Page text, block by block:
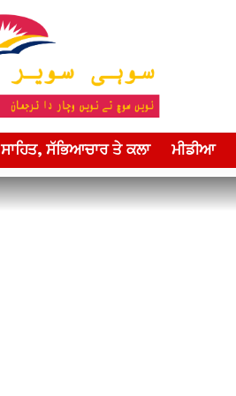
ਸਾਹਿਤ, ਸੱਭਿਆਚਾਰ ਤੇ ਕਲਾ ਮੀਡੀਆ